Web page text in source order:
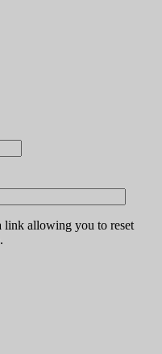
link allowing you to reset